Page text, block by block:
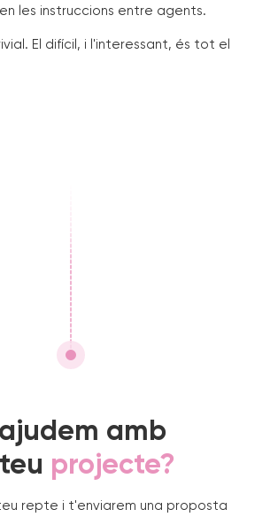
les instruccions entre agents.
El difícil, i l'interessant, és tot el
amb
projecte?
repte i t'enviarem una proposta